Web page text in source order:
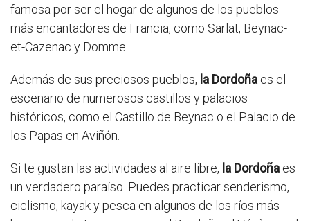
famosa por ser el hogar de algunos de los pueblos
más encantadores de Francia, como Sarlat, Beynac-
et-Cazenac y Domme.
Además de sus preciosos pueblos, la Dordoña es el
escenario de numerosos castillos y palacios
históricos, como el Castillo de Beynac o el Palacio de
los Papas en Aviñón.
Si te gustan las actividades al aire libre, la Dordoña es
un verdadero paraíso. Puedes practicar senderismo,
ciclismo, kayak y pesca en algunos de los ríos más